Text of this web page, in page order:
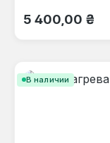
Обычная цена:
5 400,00 ₴
В наличии